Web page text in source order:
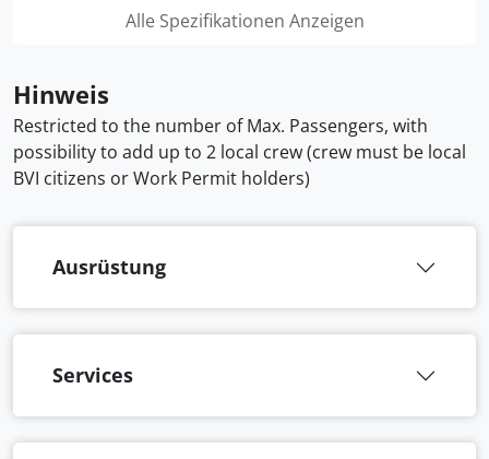
Alle Spezifikationen Anzeigen
Hinweis
Restricted to the number of Max. Passengers, with
possibility to add up to 2 local crew (crew must be local
BVI citizens or Work Permit holders)
Ausrüstung
Services